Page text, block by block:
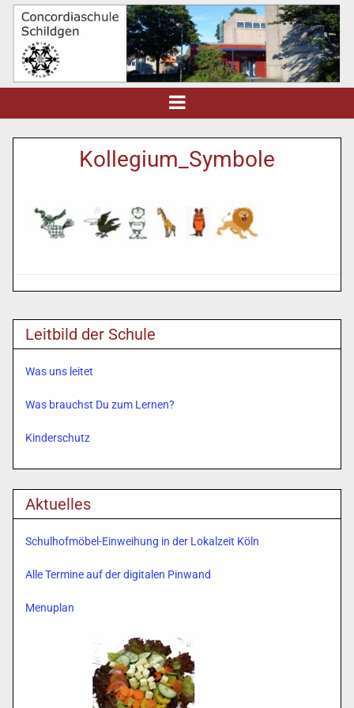
Kollegium_Symbole
Leitbild der Schule
Was uns leitet
Was brauchst Du zum Lernen?
Kinderschutz
Aktuelles
Schulhofmöbel-Einweihung in der Lokalzeit Köln
Alle Termine auf der digitalen Pinwand
Menuplan